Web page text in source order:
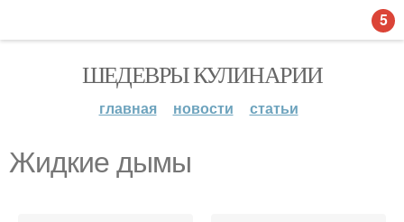
ШЕДЕВРЫ КУЛИНАРИИ
главная новости статьи
Жидкие дымы
5